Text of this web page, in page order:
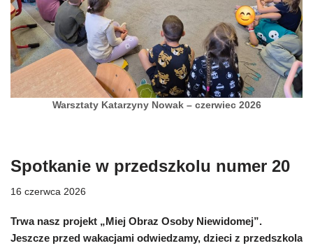
Warsztaty Katarzyny Nowak – czerwiec 2026
Spotkanie w przedszkolu numer 20
16 czerwca 2026
Trwa nasz projekt „Miej Obraz Osoby Niewidomej”.
Jeszcze przed wakacjami odwiedzamy, dzieci z przedszkola